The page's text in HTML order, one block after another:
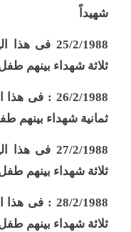
شهيداً
25/2/1988 فى هذا
ثلاثة شهداء بينهم
26/2/1988 :
فى هذا
ثمانية شهداء بينهم
27/2/1988 فى هذا
ثلاثة شهداء بينهم
28/2/1988 :
فى هذا
ثلاثة شهداء بينهم